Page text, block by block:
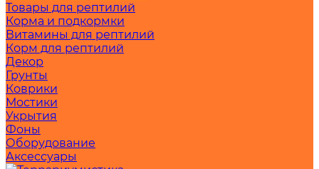
Товары для рептилий
Корма и подкормки
Витамины для рептилий
Корм для рептилий
Декор
Грунты
Коврики
Мостики
Укрытия
Фоны
Оборудование
Аксессуары